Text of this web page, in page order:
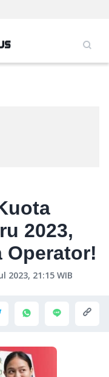
2023,
Operator!
2023, 21:15 WIB